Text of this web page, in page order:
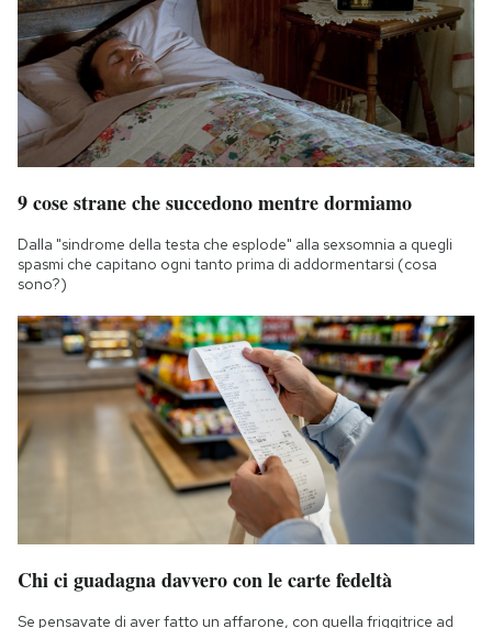
9 cose strane che succedono mentre dormiamo
Dalla "sindrome della testa che esplode" alla sexsomnia a quegli
spasmi che capitano ogni tanto prima di addormentarsi (cosa
sono?)
Chi ci guadagna davvero con le carte fedeltà
Se pensavate di aver fatto un affarone, con quella friggitrice ad